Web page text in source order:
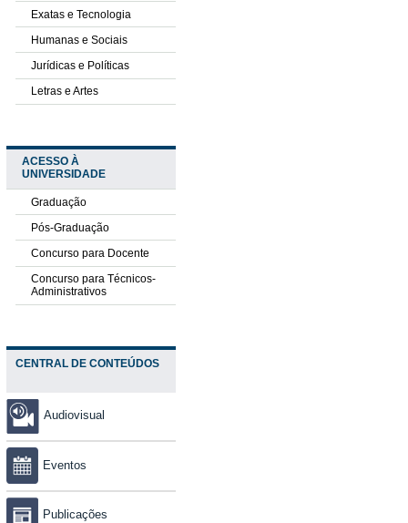
Exatas e Tecnologia
Humanas e Sociais
Jurídicas e Políticas
Letras e Artes
ACESSO À
UNIVERSIDADE
Graduação
Pós-Graduação
Concurso para Docente
Concurso para Técnicos-
Administrativos
CENTRAL DE CONTEÚDOS
Audiovisual
Eventos
Publicações